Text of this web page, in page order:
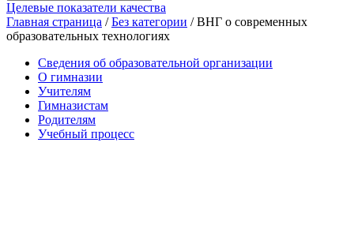
Целевые показатели качества
Главная страница /Без категории /ВНГ о современных
образовательных технологиях
Сведения об образовательной организации
О гимназии
Учителям
Гимназистам
Родителям
Учебный процесс